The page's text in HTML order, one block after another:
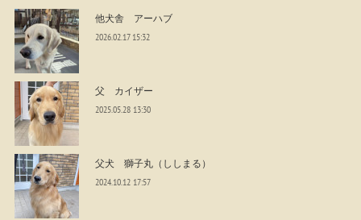
他犬舎 アーハブ
2026.02.17 15:32
父 カイザー
2025.05.28 13:30
父犬 獅子丸（ししまる）
2024.10.12 17:57